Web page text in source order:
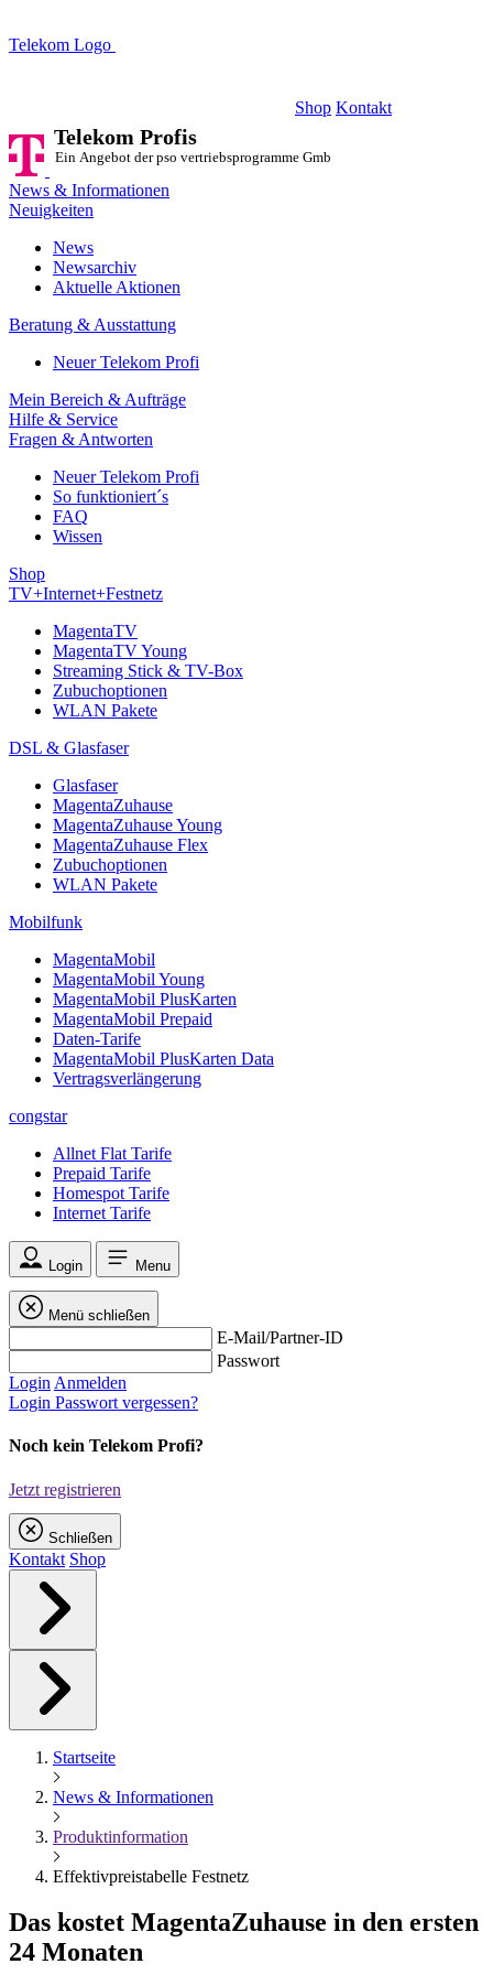
Telekom Logo
Shop Kontakt
Telekom Profis
Ein Angebot der pso vertriebsprogramme GmbH
News & Informationen
Neuigkeiten
News
Newsarchiv
Aktuelle Aktionen
Beratung & Ausstattung
Neuer Telekom Profi
Mein Bereich & Aufträge
Hilfe & Service
Fragen & Antworten
Neuer Telekom Profi
So funktioniert´s
FAQ
Wissen
Shop
TV+Internet+Festnetz
MagentaTV
MagentaTV Young
Streaming Stick & TV-Box
Zubuchoptionen
WLAN Pakete
DSL & Glasfaser
Glasfaser
MagentaZuhause
MagentaZuhause Young
MagentaZuhause Flex
Zubuchoptionen
WLAN Pakete
Mobilfunk
MagentaMobil
MagentaMobil Young
MagentaMobil PlusKarten
MagentaMobil Prepaid
Daten-Tarife
MagentaMobil PlusKarten Data
Vertragsverlängerung
congstar
Allnet Flat Tarife
Prepaid Tarife
Homespot Tarife
Internet Tarife
Login Menu
Menü schließen
E-Mail/Partner-ID
Passwort
Login Anmelden
Login Passwort vergessen?
Noch kein Telekom Profi?
Jetzt registrieren
Schließen
Kontakt Shop
Startseite
News & Informationen
Produktinformation
Effektivpreistabelle Festnetz
Das kostet MagentaZuhause in den ersten
24 Monaten